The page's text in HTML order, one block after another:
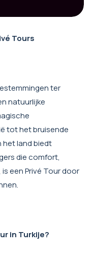
Tours
ter
natuurlijke
tot het bruisende
het land biedt
die comfort,
een Privé Tour door
in Turkije?